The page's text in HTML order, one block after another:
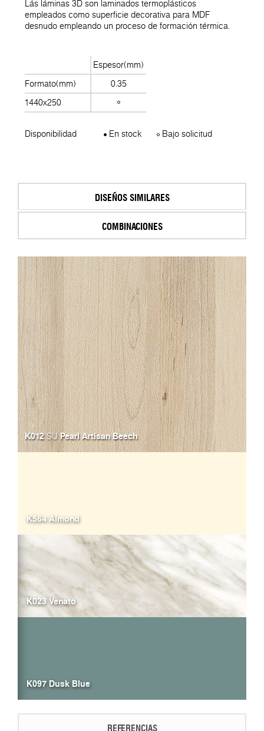
Lás láminas 3D son laminados termoplásticos
empleados como superficie decorativa para MDF
desnudo empleando un proceso de formación térmica.
Espesor(mm)
Formato(mm)
0.35
1440x250
Disponibilidad En stock Bajo solicitud
DISEÑOS SIMILARES
COMBINACIONES
K012SUPearl Artisan Beech
K564 Almond
K023 Venato
K097 Dusk Blue
REFERENCIAS